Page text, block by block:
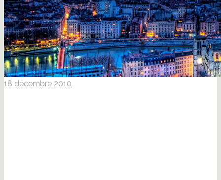
18 décembre 2010